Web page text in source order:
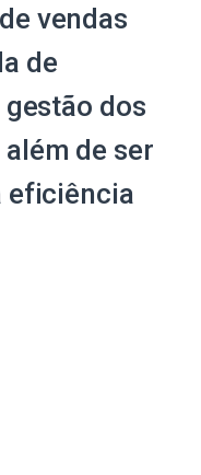
vendas
de
dos
de ser
eficiência